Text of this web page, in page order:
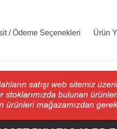
/ Ödeme Seçenekleri Ürün